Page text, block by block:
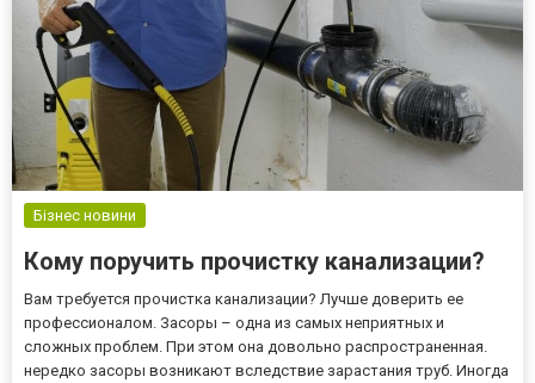
Бізнес новини
Кому поручить прочистку канализации?
Вам требуется прочистка канализации? Лучше доверить ее
профессионалом. Засоры – одна из самых неприятных и
сложных проблем. При этом она довольно распространенная.
нередко засоры возникают вследствие зарастания труб. Иногда